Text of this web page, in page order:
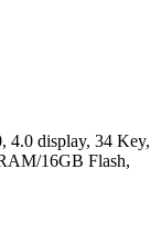
4.0 display, 34 Key,
16GB Flash,